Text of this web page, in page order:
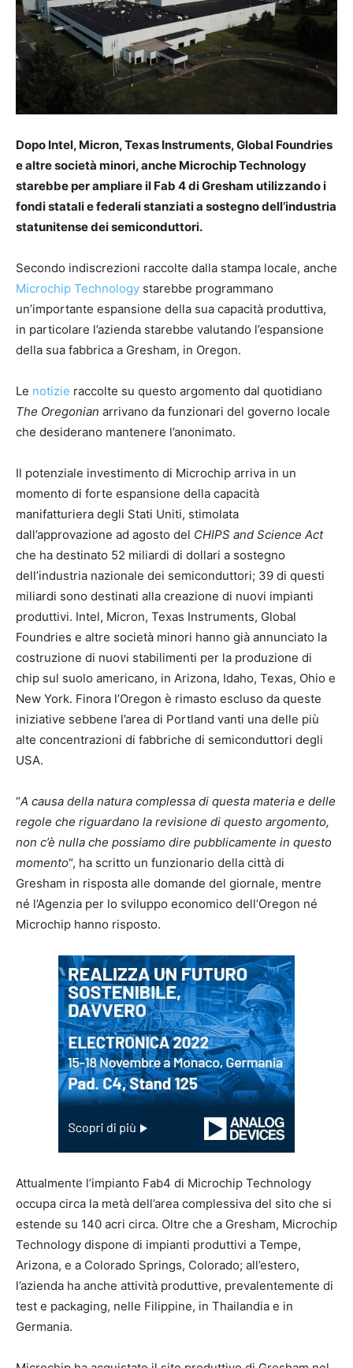
Dopo Intel, Micron, Texas Instruments, Global Foundries
e altre società minori, anche Microchip Technology
starebbe per ampliare il Fab 4 di Gresham utilizzando i
fondi statali e federali stanziati a sostegno dell’industria
statunitense dei semiconduttori.
Secondo indiscrezioni raccolte dalla stampa locale, anche
Microchip Technology starebbe programmano
un’importante espansione della sua capacità produttiva,
in particolare l’azienda starebbe valutando l’espansione
della sua fabbrica a Gresham, in Oregon.
Le notizie raccolte su questo argomento dal quotidiano
The Oregonian arrivano da funzionari del governo locale
che desiderano mantenere l’anonimato.
Il potenziale investimento di Microchip arriva in un
momento di forte espansione della capacità
manifatturiera degli Stati Uniti, stimolata
dall’approvazione ad agosto del CHIPS and Science Act
che ha destinato 52 miliardi di dollari a sostegno
dell’industria nazionale dei semiconduttori; 39 di questi
miliardi sono destinati alla creazione di nuovi impianti
produttivi. Intel, Micron, Texas Instruments, Global
Foundries e altre società minori hanno già annunciato la
costruzione di nuovi stabilimenti per la produzione di
chip sul suolo americano, in Arizona, Idaho, Texas, Ohio e
New York. Finora l’Oregon è rimasto escluso da queste
iniziative sebbene l’area di Portland vanti una delle più
alte concentrazioni di fabbriche di semiconduttori degli
USA.
“A causa della natura complessa di questa materia e delle
regole che riguardano la revisione di questo argomento,
non c’è nulla che possiamo dire pubblicamente in questo
momento“, ha scritto un funzionario della città di
Gresham in risposta alle domande del giornale, mentre
né l’Agenzia per lo sviluppo economico dell’Oregon né
Microchip hanno risposto.
Attualmente l’impianto Fab4 di Microchip Technology
occupa circa la metà dell’area complessiva del sito che si
estende su 140 acri circa. Oltre che a Gresham, Microchip
Technology dispone di impianti produttivi a Tempe,
Arizona, e a Colorado Springs, Colorado; all’estero,
l’azienda ha anche attività produttive, prevalentemente di
test e packaging, nelle Filippine, in Thailandia e in
Germania.